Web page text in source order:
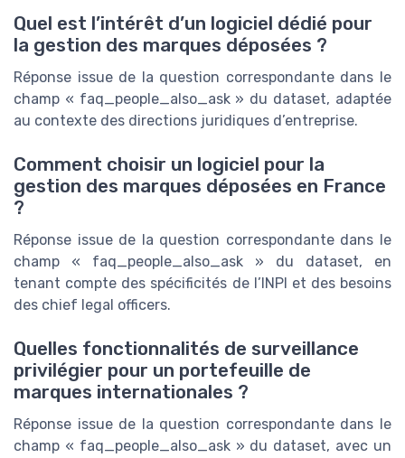
Quel est l’intérêt d’un logiciel dédié pour
la gestion des marques déposées ?
Réponse issue de la question correspondante dans le
champ « faq_people_also_ask » du dataset, adaptée
au contexte des directions juridiques d’entreprise.
Comment choisir un logiciel pour la
gestion des marques déposées en France
?
Réponse issue de la question correspondante dans le
champ « faq_people_also_ask » du dataset, en
tenant compte des spécificités de l’INPI et des besoins
des chief legal officers.
Quelles fonctionnalités de surveillance
privilégier pour un portefeuille de
marques internationales ?
Réponse issue de la question correspondante dans le
champ « faq_people_also_ask » du dataset, avec un